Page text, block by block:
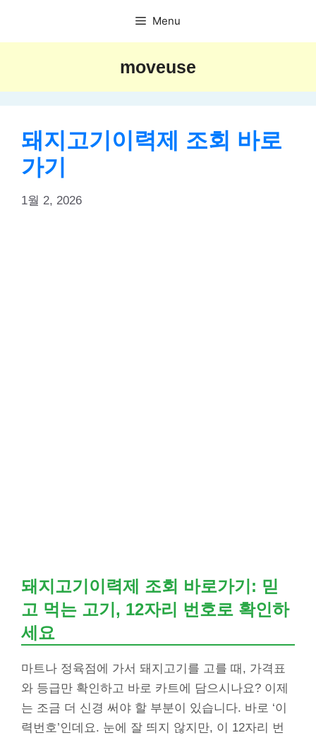
content
Menu
moveuse
돼지고기이력제 조회 바로
가기
1월 2, 2026
돼지고기이력제 조회 바로가기: 믿
고 먹는 고기, 12자리 번호로 확인하
세요
마트나 정육점에 가서 돼지고기를 고를 때, 가격표
와 등급만 확인하고 바로 카트에 담으시나요? 이제
는 조금 더 신경 써야 할 부분이 있습니다. 바로 ‘이
력번호’인데요. 눈에 잘 띄지 않지만, 이 12자리 번